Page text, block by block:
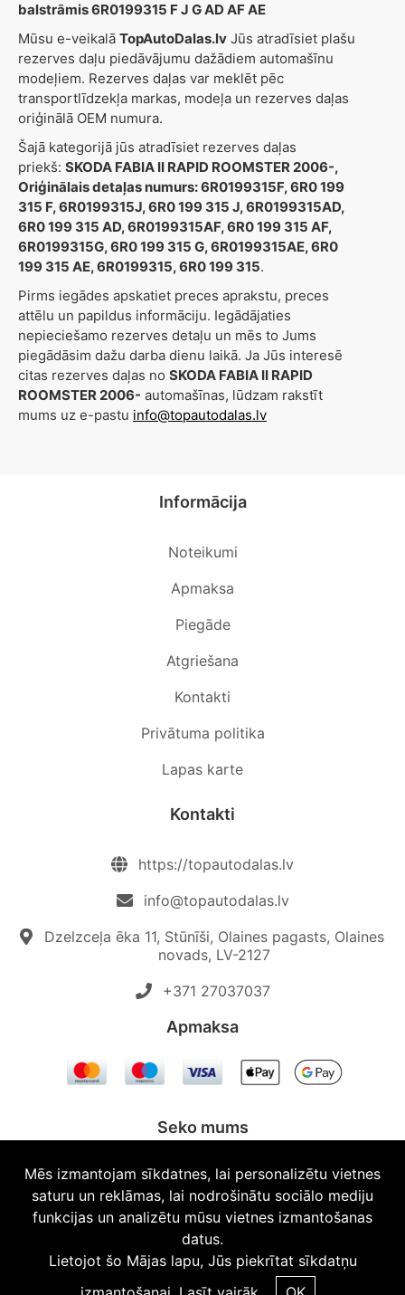
balstrāmis 6R0199315 F J G AD AF AE
Mūsu e-veikalā TopAutoDalas.lv Jūs atradīsiet plašu
rezerves daļu piedāvājumu dažādiem automašīnu
modeļiem. Rezerves daļas var meklēt pēc
transportlīdzekļa markas, modeļa un rezerves daļas
oriģinālā OEM numura.
Šajā kategorijā jūs atradīsiet rezerves daļas
priekš: SKODA FABIA II RAPID ROOMSTER 2006-,
Oriģinālais detaļas numurs: 6R0199315F, 6R0 199
315 F, 6R0199315J, 6R0 199 315 J, 6R0199315AD,
6R0 199 315 AD, 6R0199315AF, 6R0 199 315 AF,
6R0199315G, 6R0 199 315 G, 6R0199315AE, 6R0
199 315 AE, 6R0199315, 6R0 199 315.
Pirms iegādes apskatiet preces aprakstu, preces
attēlu un papildus informāciju. Iegādājaties
nepieciešamo rezerves detaļu un mēs to Jums
piegādāsim dažu darba dienu laikā. Ja Jūs interesē
citas rezerves daļas no SKODA FABIA II RAPID
ROOMSTER 2006- automašīnas, lūdzam rakstīt
mums uz e-pastu info@topautodalas.lv
Informācija
Noteikumi
Apmaksa
Piegāde
Atgriešana
Kontakti
Privātuma politika
Lapas karte
Kontakti
https://topautodalas.lv
info@topautodalas.lv
Dzelzceļa ēka 11, Stūnīši, Olaines pagasts, Olaines
novads, LV-2127
+371 27037037‬
Apmaksa
Seko mums
© 2026 Topautodalas.lv Visas tiesības aizsargātas.
Mēs izmantojam sīkdatnes, lai personalizētu vietnes
saturu un reklāmas, lai nodrošinātu sociālo mediju
funkcijas un analizētu mūsu vietnes izmantošanas
datus.
Lietojot šo Mājas lapu, Jūs piekrītat sīkdatņu